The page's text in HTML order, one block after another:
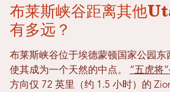
布莱斯峡谷距离其他
有多远？
布莱斯峡谷位于埃德蒙顿国家公园东
使其成为一个天然的中点。 “五虎将
方向仅 72 英里（约 1.5 小时）的